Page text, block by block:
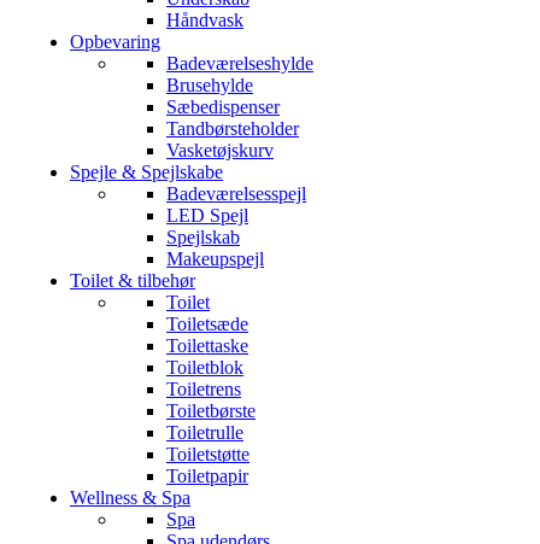
Håndvask
Opbevaring
Badeværelseshylde
Brusehylde
Sæbedispenser
Tandbørsteholder
Vasketøjskurv
Spejle & Spejlskabe
Badeværelsesspejl
LED Spejl
Spejlskab
Makeupspejl
Toilet & tilbehør
Toilet
Toiletsæde
Toilettaske
Toiletblok
Toiletrens
Toiletbørste
Toiletrulle
Toiletstøtte
Toiletpapir
Wellness & Spa
Spa